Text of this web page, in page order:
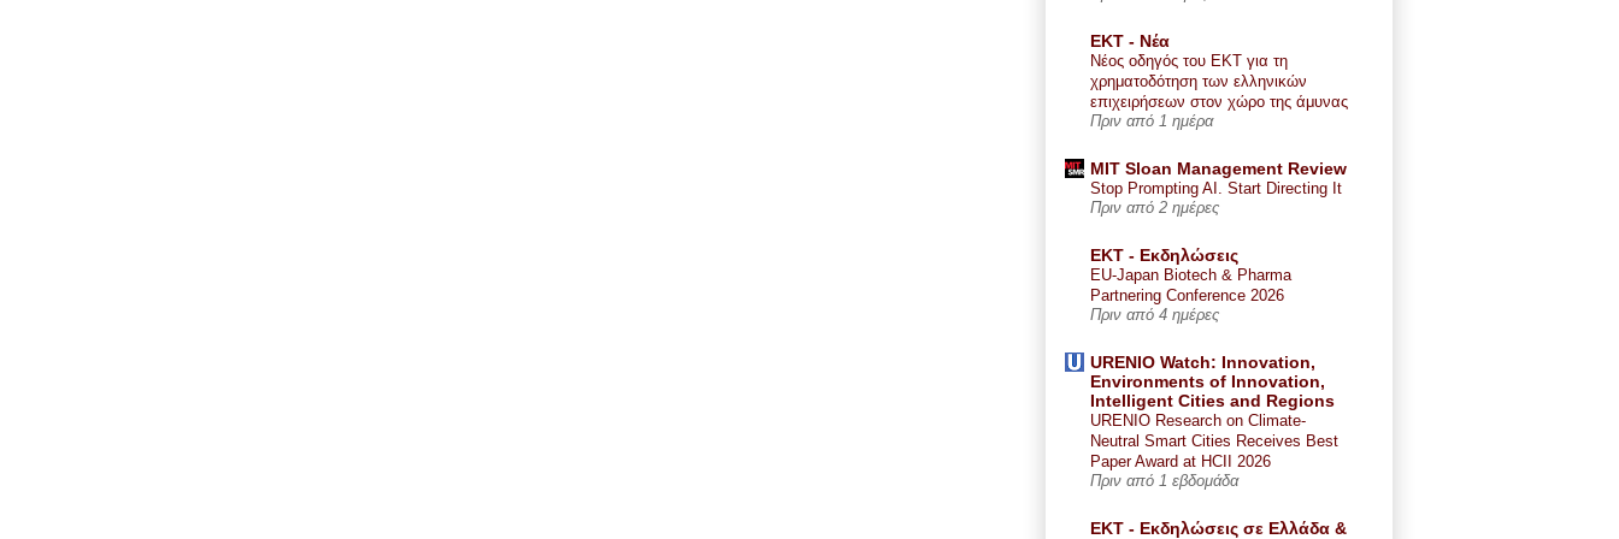
ΕΚΤ - Nέα
Νέος οδηγός του ΕΚΤ για τη
χρηματοδότηση των ελληνικών
επιχειρήσεων στον χώρο της άμυνας
Πριν από 1 ημέρα
MIT Sloan Management Review
Stop Prompting AI. Start Directing It
Πριν από 2 ημέρες
ΕΚΤ - Εκδηλώσεις
EU-Japan Biotech & Pharma
Partnering Conference 2026
Πριν από 4 ημέρες
URENIO Watch: Innovation,
Environments of Innovation,
Intelligent Cities and Regions
URENIO Research on Climate-
Neutral Smart Cities Receives Best
Paper Award at HCII 2026
Πριν από 1 εβδομάδα
ΕΚΤ - Εκδηλώσεις σε Ελλάδα &